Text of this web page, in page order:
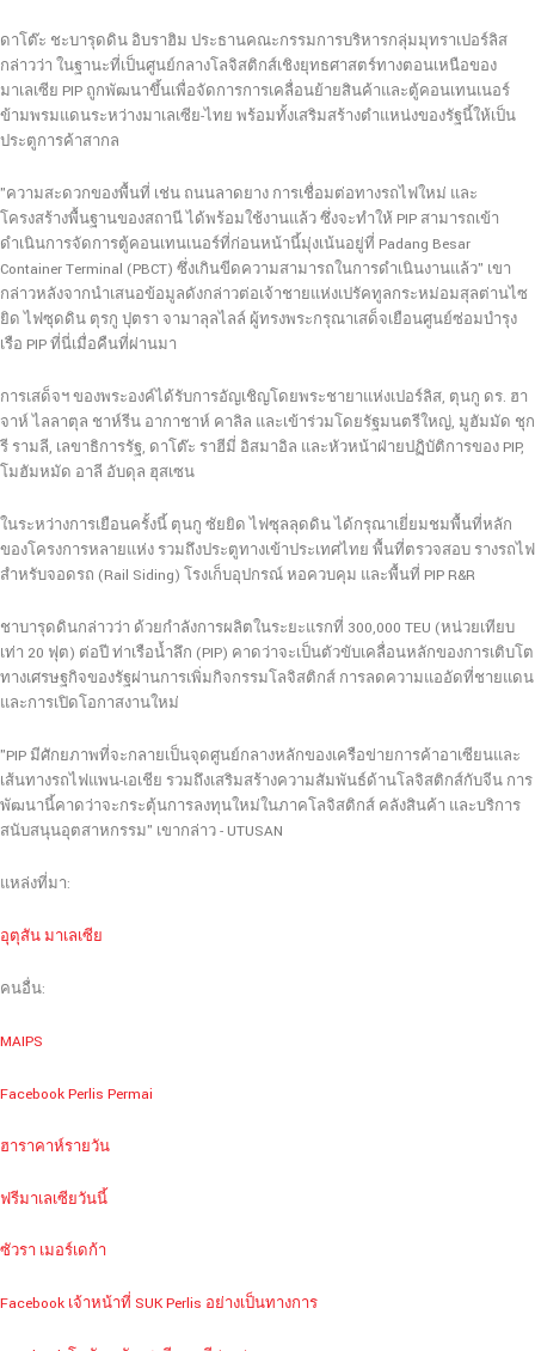
ดาโต๊ะ ชะบารุดดิน อิบราฮิม ประธานคณะกรรมการบริหารกลุ่มมุทราเปอร์ลิส
กล่าวว่า ในฐานะที่เป็นศูนย์กลางโลจิสติกส์เชิงยุทธศาสตร์ทางตอนเหนือของ
มาเลเซีย PIP ถูกพัฒนาขึ้นเพื่อจัดการการเคลื่อนย้ายสินค้าและตู้คอนเทนเนอร์
ข้ามพรมแดนระหว่างมาเลเซีย-ไทย พร้อมทั้งเสริมสร้างตำแหน่งของรัฐนี้ให้เป็น
ประตูการค้าสากล
"ความสะดวกของพื้นที่ เช่น ถนนลาดยาง การเชื่อมต่อทางรถไฟใหม่ และ
โครงสร้างพื้นฐานของสถานี ได้พร้อมใช้งานแล้ว ซึ่งจะทำให้ PIP สามารถเข้า
ดำเนินการจัดการตู้คอนเทนเนอร์ที่ก่อนหน้านี้มุ่งเน้นอยู่ที่ Padang Besar
Container Terminal (PBCT) ซึ่งเกินขีดความสามารถในการดำเนินงานแล้ว" เขา
กล่าวหลังจากนำเสนอข้อมูลดังกล่าวต่อเจ้าชายแห่งเปรัคทูลกระหม่อมสุลต่านไซ
ยิด ไฟซุดดิน ตุรกู ปุตรา จามาลุลไลล์ ผู้ทรงพระกรุณาเสด็จเยือนศูนย์ซ่อมบำรุง
เรือ PIP ที่นี่เมื่อคืนที่ผ่านมา
การเสด็จฯ ของพระองค์ได้รับการอัญเชิญโดยพระชายาแห่งเปอร์ลิส, ตุนกู ดร. ฮา
จาห์ ไลลาตุล ชาห์รีน อากาชาห์ คาลิล และเข้าร่วมโดยรัฐมนตรีใหญ่, มูฮัมมัด ชุก
รี รามลี, เลขาธิการรัฐ, ดาโต๊ะ ราฮีมี่ อิสมาอิล และหัวหน้าฝ่ายปฏิบัติการของ PIP,
โมฮัมหมัด อาลี อับดุล ฮุสเซน
ในระหว่างการเยือนครั้งนี้ ตุนกู ซัยยิด ไฟซุลลุดดิน ได้กรุณาเยี่ยมชมพื้นที่หลัก
ของโครงการหลายแห่ง รวมถึงประตูทางเข้าประเทศไทย พื้นที่ตรวจสอบ รางรถไฟ
สำหรับจอดรถ (Rail Siding) โรงเก็บอุปกรณ์ หอควบคุม และพื้นที่ PIP R&R
ชาบารุดดินกล่าวว่า ด้วยกำลังการผลิตในระยะแรกที่ 300,000 TEU (หน่วยเทียบ
เท่า 20 ฟุต) ต่อปี ท่าเรือน้ำลึก (PIP) คาดว่าจะเป็นตัวขับเคลื่อนหลักของการเติบโต
ทางเศรษฐกิจของรัฐผ่านการเพิ่มกิจกรรมโลจิสติกส์ การลดความแออัดที่ชายแดน
และการเปิดโอกาสงานใหม่
"PIP มีศักยภาพที่จะกลายเป็นจุดศูนย์กลางหลักของเครือข่ายการค้าอาเซียนและ
เส้นทางรถไฟแพน-เอเชีย รวมถึงเสริมสร้างความสัมพันธ์ด้านโลจิสติกส์กับจีน การ
พัฒนานี้คาดว่าจะกระตุ้นการลงทุนใหม่ในภาคโลจิสติกส์ คลังสินค้า และบริการ
สนับสนุนอุตสาหกรรม" เขากล่าว - UTUSAN
แหล่งที่มา:
อุตุสัน มาเลเซีย
คนอื่น:
MAIPS
Facebook Perlis Permai
ฮาราคาห์รายวัน
ฟรีมาเลเซียวันนี้
ซัวรา เมอร์เดก้า
Facebook เจ้าหน้าที่ SUK Perlis อย่างเป็นทางการ